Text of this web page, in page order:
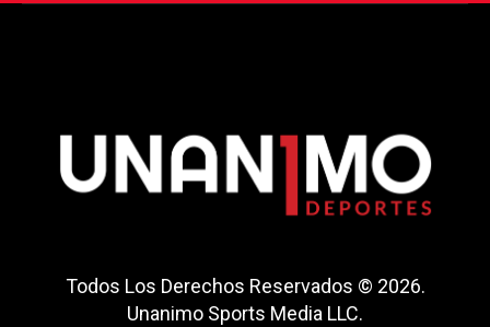
Todos Los Derechos Reservados © 2026.
Unanimo Sports Media LLC.